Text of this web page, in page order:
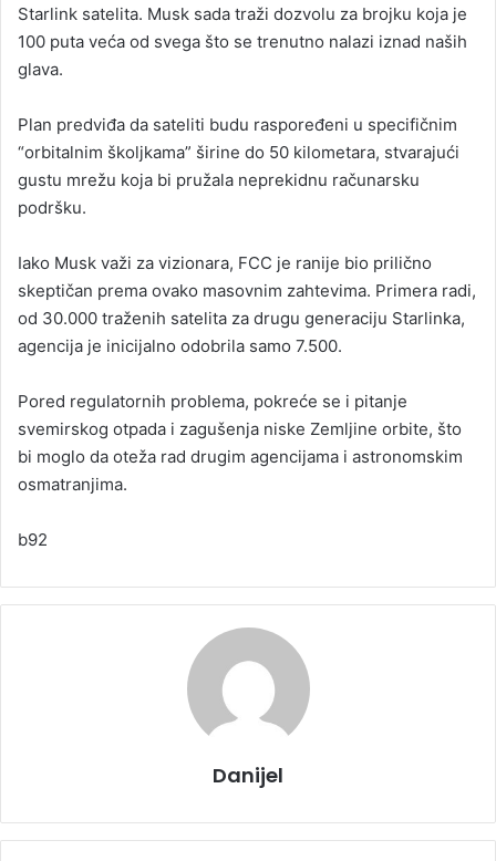
Starlink satelita. Musk sada traži dozvolu za brojku koja je
100 puta veća od svega što se trenutno nalazi iznad naših
glava.
Plan predviđa da sateliti budu raspoređeni u specifičnim
“orbitalnim školjkama” širine do 50 kilometara, stvarajući
gustu mrežu koja bi pružala neprekidnu računarsku
podršku.
Iako Musk važi za vizionara, FCC je ranije bio prilično
skeptičan prema ovako masovnim zahtevima. Primera radi,
od 30.000 traženih satelita za drugu generaciju Starlinka,
agencija je inicijalno odobrila samo 7.500.
Pored regulatornih problema, pokreće se i pitanje
svemirskog otpada i zagušenja niske Zemljine orbite, što
bi moglo da oteža rad drugim agencijama i astronomskim
osmatranjima.
b92
Danijel